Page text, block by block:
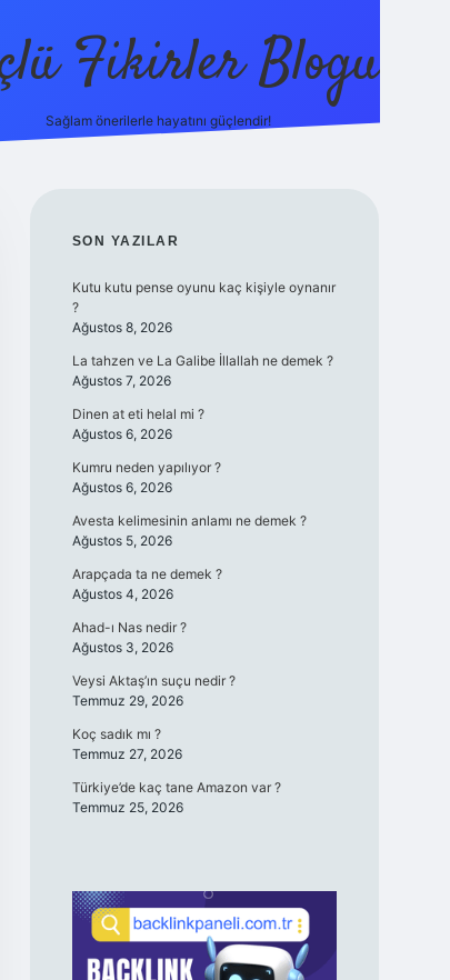
Fikirler Blogu
Sağlam önerilerle hayatını güçlendir!
SIDEBAR
SON YAZILAR
Kutu kutu pense oyunu kaç kişiyle oynanır
?
Ağustos 8, 2026
La tahzen ve La Galibe İllallah ne demek ?
Ağustos 7, 2026
Dinen at eti helal mi ?
Ağustos 6, 2026
Kumru neden yapılıyor ?
Ağustos 6, 2026
Avesta kelimesinin anlamı ne demek ?
Ağustos 5, 2026
Arapçada ta ne demek ?
Ağustos 4, 2026
Ahad-ı Nas nedir ?
Ağustos 3, 2026
Veysi Aktaş’ın suçu nedir ?
Temmuz 29, 2026
Koç sadık mı ?
Temmuz 27, 2026
Türkiye’de kaç tane Amazon var ?
Temmuz 25, 2026